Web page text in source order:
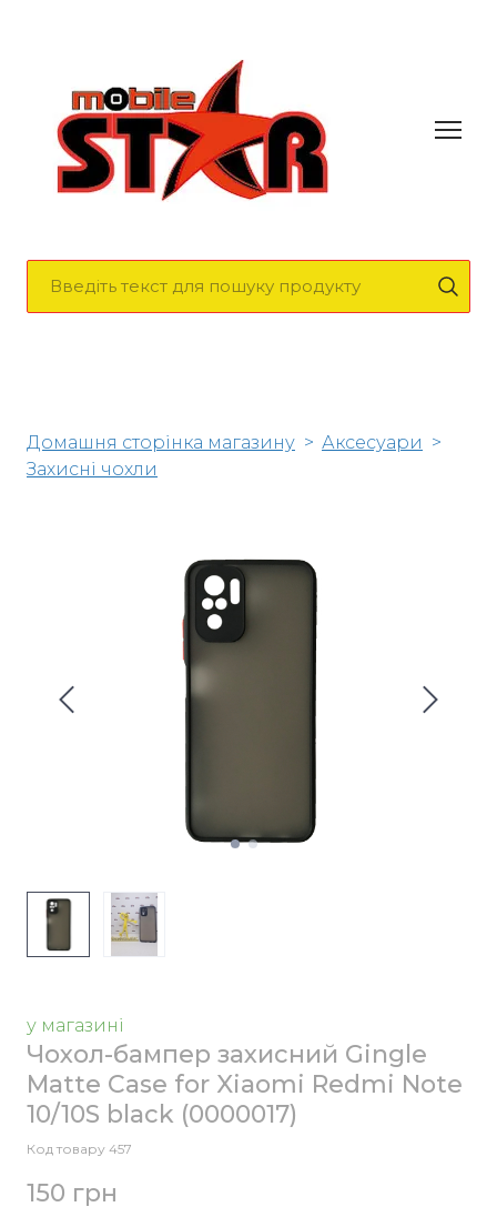
Домашня сторінка магазину
Аксесуари
Захисні чохли
у магазині
Чохол-бампер захисний Gingle
Matte Case for Xiaomi Redmi Note
10/10S black (0000017)
Код товару 457
150 грн